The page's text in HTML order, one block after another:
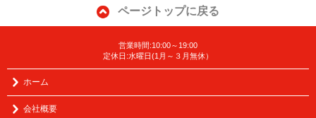
ページトップに戻る
営業時間:10:00～19:00
定休日:水曜日(1月～３月無休）
ホーム
会社概要